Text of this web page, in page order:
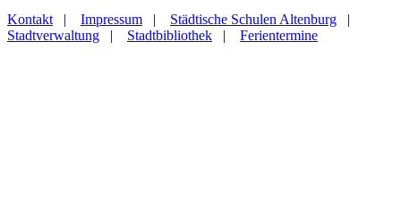
Kontakt | Impressum | Städtische Schulen Altenburg |
Stadtverwaltung | Stadtbibliothek | Ferientermine